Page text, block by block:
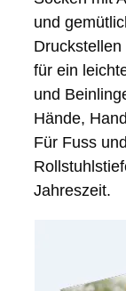
und
für ein
und
Hände,
Für Fuss
Jahreszeit.